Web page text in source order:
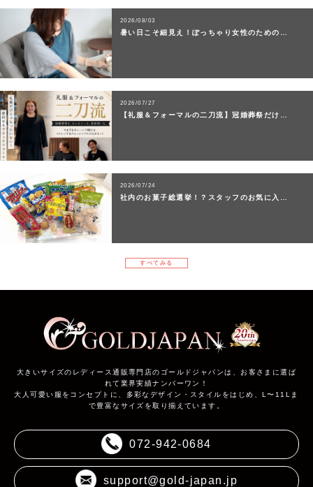
2026/08/03
暑い日こそ細見え！ぽっちゃり女性のための…
2026/07/27
【礼服＆フォーマルの二刀流】冠婚葬祭だけ…
2026/07/24
社内のお菓子総選挙！？スタッフのお気に入…
すべてみる
大きいサイズのレディース通販専門店のゴールドジャパンは、お客さまに選ば
れて業界実績ナンバーワン！
大人可愛い服をコンセプトに、多彩なデザイン・スタイルをはじめ、L〜11Lま
で豊富なサイズを取り揃えています。
072-942-0684
support@gold-japan.jp